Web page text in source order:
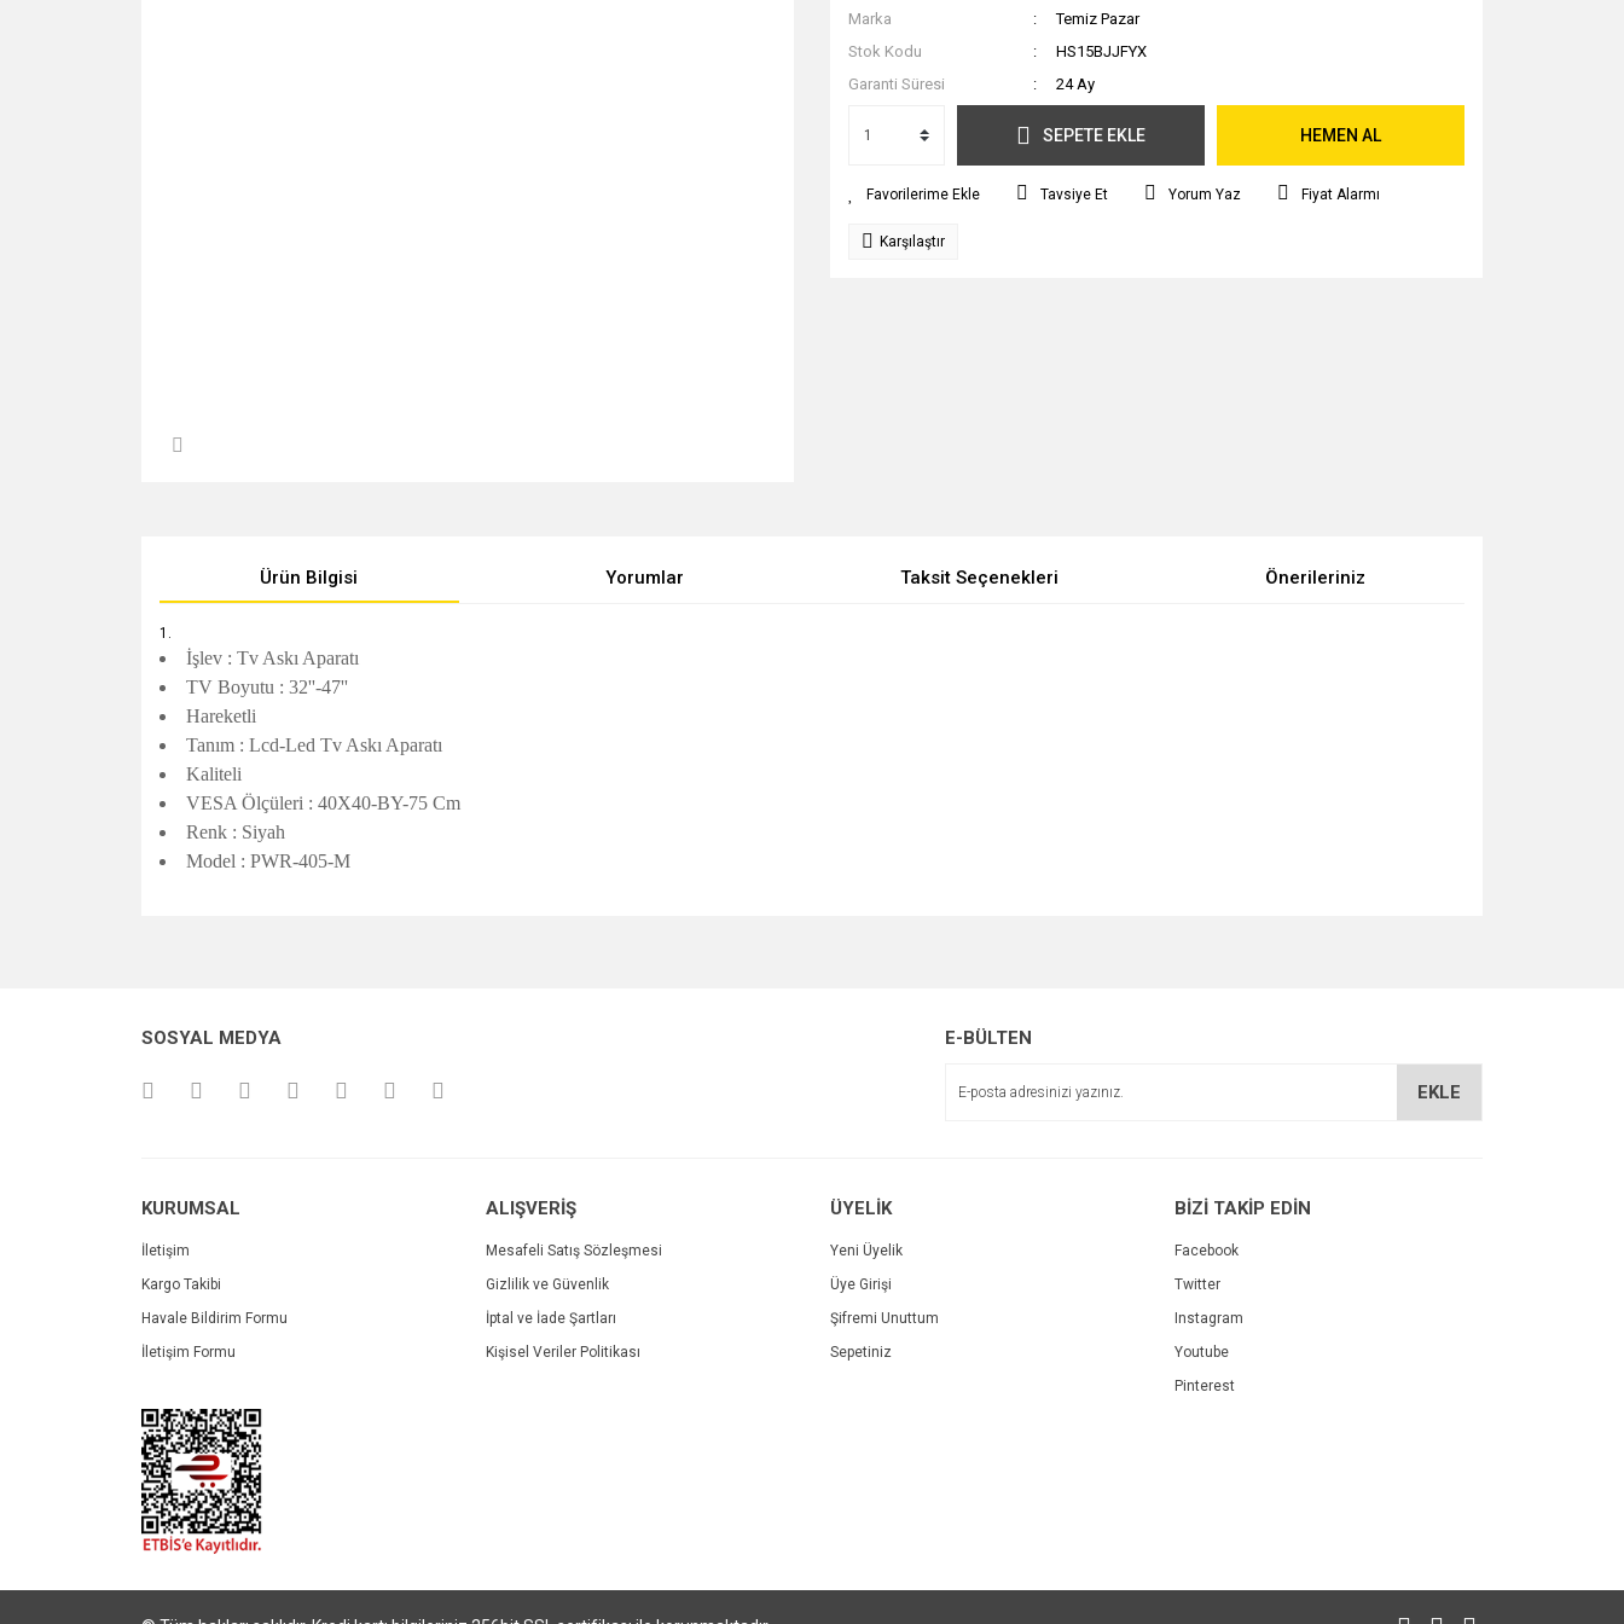
Marka
Temiz Pazar
Stok Kodu
HS15BJJFYX
Garanti Süresi
24 Ay
SEPETE EKLE HEMEN AL
Tavsiye Et Yorum Yaz Fiyat Alarmı
Karşılaştır
Ürün Bilgisi Yorumlar Taksit Seçenekleri Önerileriniz
İşlev : Tv Askı Aparatı
TV Boyutu : 32''-47''
Hareketli
Tanım : Lcd-Led Tv Askı Aparatı
Kaliteli
VESA Ölçüleri : 40X40-BY-75 Cm
Renk : Siyah
Model : PWR-405-M
Ürün açıklamasında eksik bilgiler bulunuyor.
SOSYAL MEDYA E-BÜLTEN
EKLE
KURUMSAL
İletişim
Kargo Takibi
Havale Bildirim Formu
İletişim Formu
ALIŞVERİŞ
Mesafeli Satış Sözleşmesi
Gizlilik ve Güvenlik
İptal ve İade Şartları
Kişisel Veriler Politikası
ÜYELİK
Yeni Üyelik
Üye Girişi
Şifremi Unuttum
Sepetiniz
BİZİ TAKİP EDİN
Facebook
Twitter
Instagram
Youtube
Pinterest